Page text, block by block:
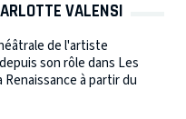
VALENSI
de l'artiste
son rôle dans Les
à partir du